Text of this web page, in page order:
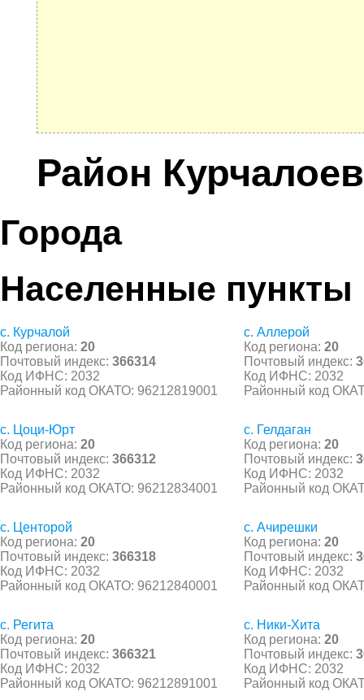
Район
Города
Населенные пункты
с. Курчалой
Код региона: 20
Почтовый индекс: 366314
Код ИФНС: 2032
Районный код ОКАТО: 96212819001
с. Аллерой
Код региона: 20
Почтовый индекс:
Код ИФНС: 2032
Районный код
с. Цоци-Юрт
Код региона: 20
Почтовый индекс: 366312
Код ИФНС: 2032
Районный код ОКАТО: 96212834001
с. Гелдаган
Код региона: 20
Почтовый индекс:
Код ИФНС: 2032
Районный код
с. Центорой
Код региона: 20
Почтовый индекс: 366318
Код ИФНС: 2032
Районный код ОКАТО: 96212840001
с. Ачирешки
Код региона: 20
Почтовый индекс:
Код ИФНС: 2032
Районный код
с. Регита
Код региона: 20
Почтовый индекс: 366321
Код ИФНС: 2032
Районный код ОКАТО: 96212891001
с. Ники-Хита
Код региона: 20
Почтовый индекс:
Код ИФНС: 2032
Районный код